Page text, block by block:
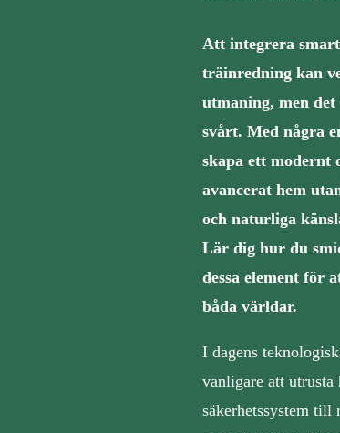
Att integrera
träinredning kan
utmaning, men
svårt. Med några
skapa ett modernt
avancerat hem
och naturliga
Lär dig hur du
dessa element för
båda världar.
I dagens
vanligare att
säkerhetssystem till